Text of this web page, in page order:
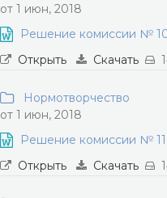
от 1 июн, 2018
Решение комиссии №
Открыть
Скачать
Нормотворчество
от 1 июн, 2018
Решение комиссии № 11
Открыть
Скачать